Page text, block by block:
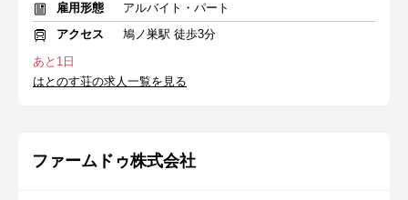
雇用形態
アルバイト・パート
アクセス
鳩ノ巣駅 徒歩3分
あと1日
はとのす荘の求人一覧を見る
ファームドゥ株式会社